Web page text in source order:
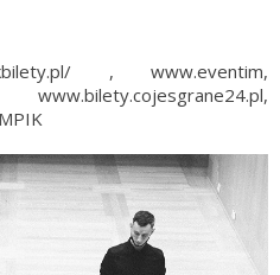
, www.eventim,